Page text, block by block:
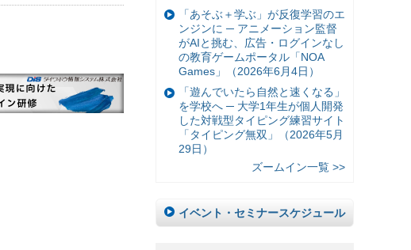
「あそぶ＋学ぶ」が反復学習のエ
ンジンに ─ アニメーション監督
がAIと挑む、広告・ログインなし
の教育ゲームポータル「NOA
Games」（2026年6月4日）
「遊んでいたら自然と速くなる」
を学校へ ─ 大学1年生が個人開発
した対戦型タイピング練習サイト
「タイピング無双」（2026年5月
29日）
ズームイン一覧 >>
イベント・セミナースケジュール